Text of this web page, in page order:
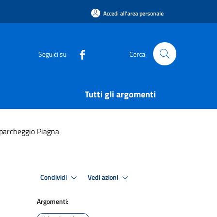
Accedi all'area personale
Seguici su Cerca
Tutti gli argomenti
Piagna
Condividi Vedi azioni
Argomenti: